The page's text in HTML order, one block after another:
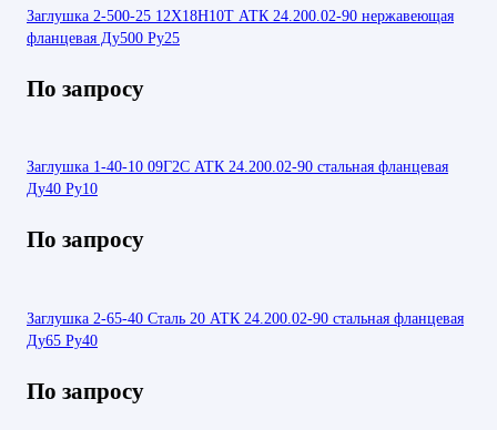
Заглушка 2-500-25 12Х18Н10Т АТК 24.200.02-90 нержавеющая
фланцевая Ду500 Ру25
По запросу
Заглушка 1-40-10 09Г2С АТК 24.200.02-90 стальная фланцевая
Ду40 Ру10
По запросу
Заглушка 2-65-40 Сталь 20 АТК 24.200.02-90 стальная фланцевая
Ду65 Ру40
По запросу